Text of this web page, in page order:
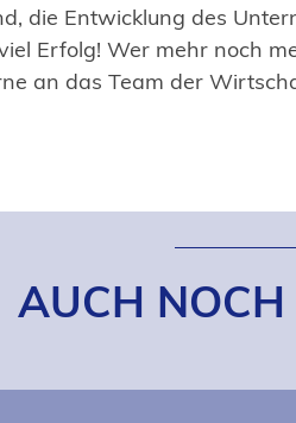
die Entwicklung des
Erfolg! Wer mehr noch
an das Team der
AUCH NOCH